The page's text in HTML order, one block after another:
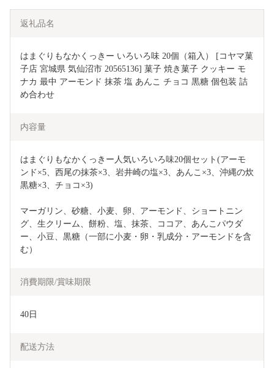
返礼品名
はまぐりもなかくっきー いろいろ味 20個（箱入） [コヤマ菓
子店 宮城県 気仙沼市 20565136] 菓子 焼き菓子 クッキー モ
ナカ 最中 アーモンド 抹茶 塩 あんこ チョコ 黒糖 個包装 詰
め合わせ
内容量
はまぐりもなかくっきー人気いろいろ味20個セット(アーモ
ンド×5、西尾の抹茶×3、岩井崎の塩×3、あんこ×3、沖縄の炊
黒糖×3、チョコ×3)
マーガリン、砂糖、小麦、卵、アーモンド、ショートニン
グ、生クリーム、餅粉、塩、抹茶、ココア、あんこパウダ
ー、小豆、黒糖（一部に小麦・卵・乳成分・アーモンドを含
む）
消費期限/賞味期限
40日
配送方法